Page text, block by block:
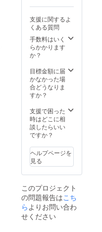
支援に関するよ
くある質問
手数料はいく
らかかります
か？
目標金額に届
かなかった場
合どうなりま
すか？
支援で困った
時はどこに相
談したらいい
ですか？
ヘルプページを
見る
このプロジェクト
の問題報告はこち
らよりお問い合わ
せください